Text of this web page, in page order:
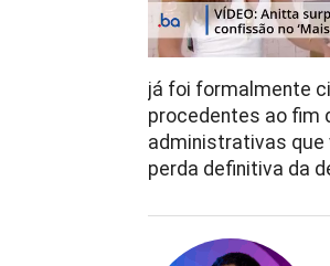
já foi formalmente
procedentes ao fim
administrativas
perda definitiva da